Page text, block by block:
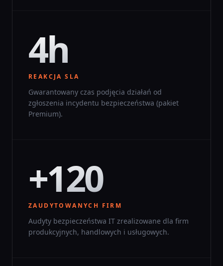
4h
REAKCJA SLA
Gwarantowany czas podjęcia działań od
zgłoszenia incydentu bezpieczeństwa (pakiet
Premium).
+120
ZAUDYTOWANYCH FIRM
Audyty bezpieczeństwa IT zrealizowane dla firm
produkcyjnych, handlowych i usługowych.